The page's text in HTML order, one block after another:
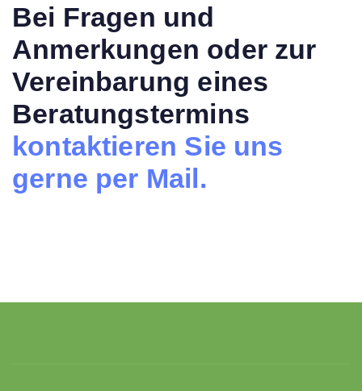
Bei Fragen und
Anmerkungen oder zur
Vereinbarung eines
Beratungstermins
kontaktieren Sie uns
gerne per Mail.